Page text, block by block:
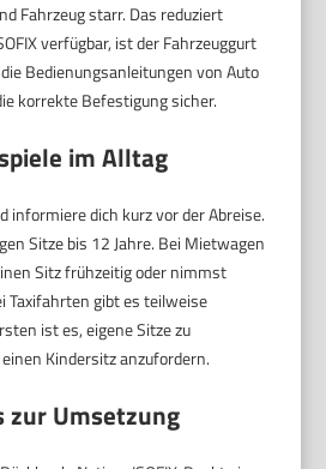
Fahrzeug starr. Das reduziert
verfügbar, ist der Fahrzeuggurt
Bedienungsanleitungen von Auto
korrekte Befestigung sicher.
im Alltag
informiere dich kurz vor der Abreise.
Sitze bis 12 Jahre. Bei Mietwagen
Sitz frühzeitig oder nimmst
Taxifahrten gibt es teilweise
ist es, eigene Sitze zu
Kindersitz anzufordern.
zur Umsetzung